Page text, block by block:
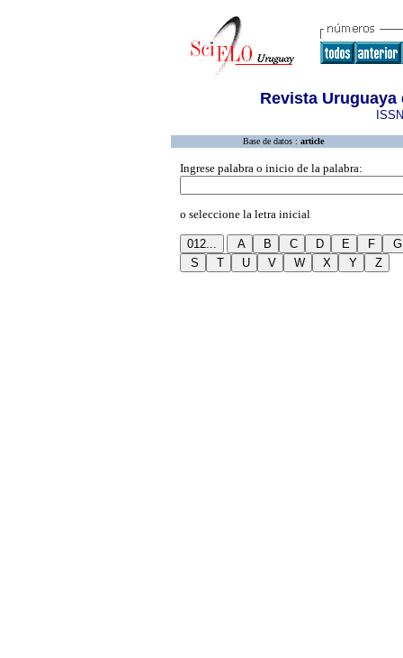
Revista
Base de datos : article
Ingrese palabra o inicio de la palabra:
o seleccione la letra inicial